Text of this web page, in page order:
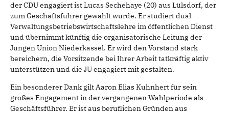
der CDU engagiert ist Lucas Sechehaye (20) aus Lülsdorf, der
zum Geschäftsführer gewählt wurde. Er studiert dual
Verwaltungsbetriebswirtschaftslehre im öffentlichen Dienst
und übernimmt künftig die organisatorische Leitung der
Jungen Union Niederkassel. Er wird den Vorstand stark
bereichern, die Vorsitzende bei Ihrer Arbeit tatkräftig aktiv
unterstützen und die JU engagiert mit gestalten.
Ein besonderer Dank gilt Aaron Elias Kuhnhert für sein
großes Engagement in der vergangenen Wahlperiode als
Geschäftsführer. Er ist aus beruflichen Gründen aus